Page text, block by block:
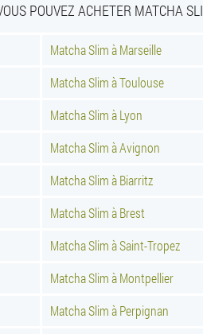
POUVEZ ACHETER MATCHA
Matcha Slim à Marseille
Matcha Slim à Toulouse
Matcha Slim à Lyon
Matcha Slim à Avignon
Matcha Slim à Biarritz
Matcha Slim à Brest
Matcha Slim à Saint-Tropez
Matcha Slim à Montpellier
Matcha Slim à Perpignan